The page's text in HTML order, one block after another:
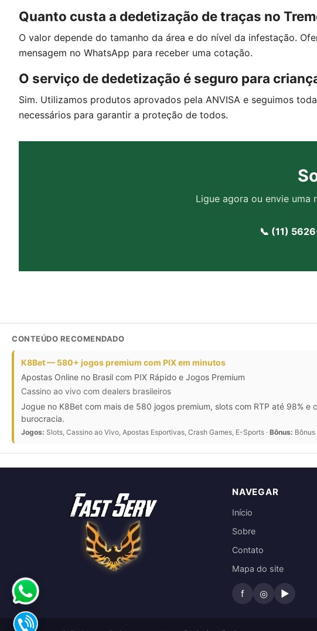
Quanto custa a dedetização de traças no
O valor depende do tamanho da área e do nível da infestação.
mensagem no WhatsApp para receber uma cotação.
O serviço de dedetização é seguro para
Sim. Utilizamos produtos aprovados pela ANVISA e seguimos
necessários para garantir a proteção de todos.
Ligue agora ou envie uma
📞 (11)
CONTEÚDO RECOMENDADO
K8Bet — 580+ jogos premium com PIX em minutos
Apostas Online no Brasil com PIX Rápido e Jogos Premium
Cassino ao vivo com dealers brasileiros
Jogue no K8Bet com mais de 580 jogos premium, slots com RTP até 98%
burocracia.
Jogos: Slots, Cassino ao Vivo, Apostas Esportivas, Crash Games, E-Sports · Bônus:
NAVEGAR
Início
Sobre
Contato
Mapa do site
f ◎ ▶